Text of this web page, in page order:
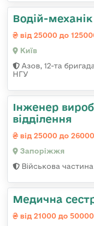
Водій-
від 25000 до
Київ
Азов, 12-та
НГУ
Інженер
відділення
від 25000 до
Запоріжжя
Військова
Медична
від 21000 до